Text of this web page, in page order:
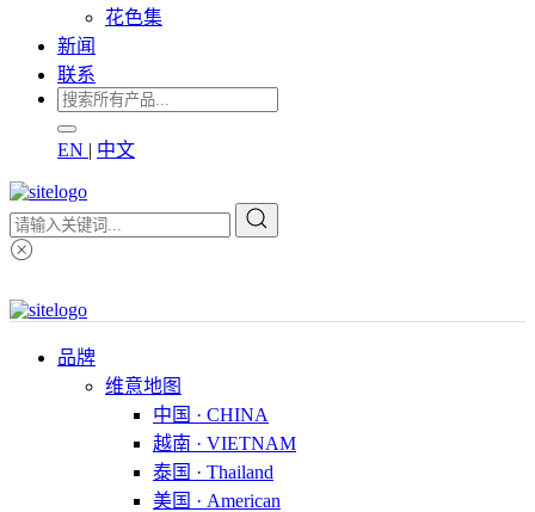
花色集
新闻
联系
EN | 中文
品牌
维意地图
中国 · CHINA
越南 · VIETNAM
泰国 · Thailand
美国 · American